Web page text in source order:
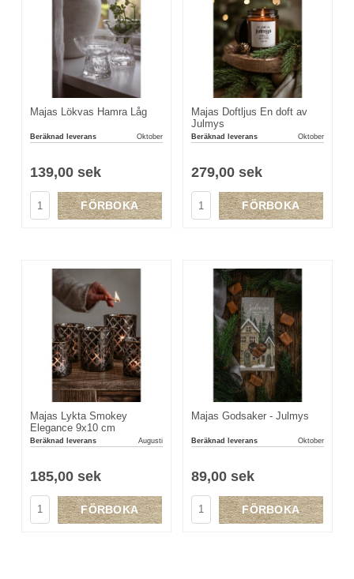
Majas Lökvas Hamra Låg
Beräknad leverans Oktober
139,00 sek
FÖRBOKA
Majas Doftljus En doft av
Julmys
Beräknad leverans Oktober
279,00 sek
FÖRBOKA
Majas Lykta Smokey
Elegance 9x10 cm
Beräknad leverans Augusti
185,00 sek
FÖRBOKA
Majas Godsaker - Julmys
Beräknad leverans Oktober
89,00 sek
FÖRBOKA